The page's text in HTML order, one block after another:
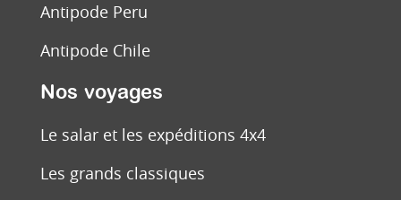
Antipode Peru
Antipode Chile
Nos voyages
Le salar et les expéditions 4x4
Les grands classiques